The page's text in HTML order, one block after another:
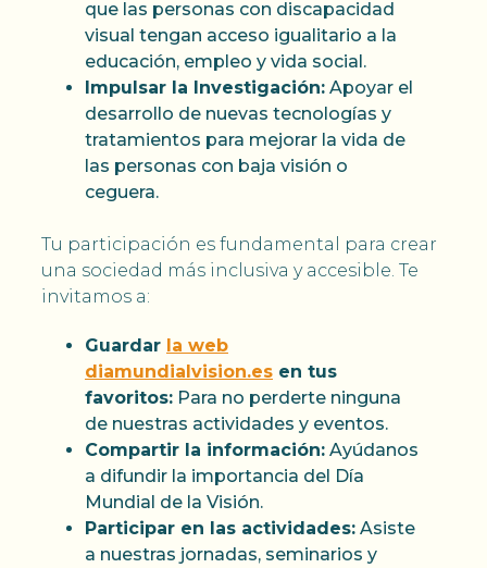
que las personas con discapacidad
visual tengan acceso igualitario a la
educación, empleo y vida social.
Impulsar la Investigación: Apoyar el
desarrollo de nuevas tecnologías y
tratamientos para mejorar la vida de
las personas con baja visión o
ceguera.
Tu participación es fundamental para crear
una sociedad más inclusiva y accesible. Te
invitamos a:
Guardar la web
diamundialvision.es en tus
favoritos: Para no perderte ninguna
de nuestras actividades y eventos.
Compartir la información: Ayúdanos
a difundir la importancia del Día
Mundial de la Visión.
Participar en las actividades: Asiste
a nuestras jornadas, seminarios y